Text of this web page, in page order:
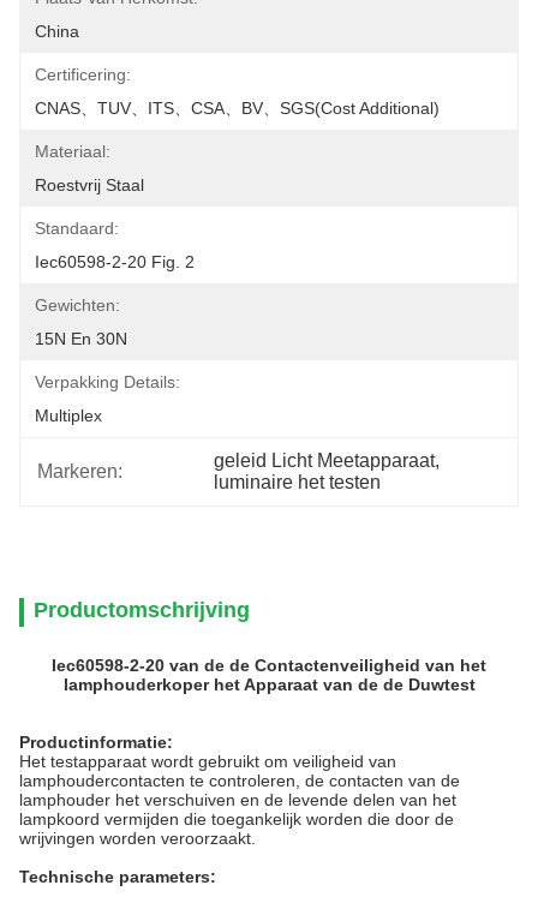
China
Certificering:
CNAS、TUV、ITS、CSA、BV、SGS(cost Additional)
Materiaal:
Roestvrij Staal
Standaard:
Iec60598-2-20 Fig. 2
Gewichten:
15N En 30N
Verpakking Details:
Multiplex
Markeren:
geleid Licht Meetapparaat,
luminaire het testen
Productomschrijving
Iec60598-2-20 van de de Contactenveiligheid van het
lamphouderkoper het Apparaat van de de Duwtest
Productinformatie:
Het testapparaat wordt gebruikt om veiligheid van
lamphoudercontacten te controleren, de contacten van de
lamphouder het verschuiven en de levende delen van het
lampkoord vermijden die toegankelijk worden die door de
wrijvingen worden veroorzaakt.
Technische parameters: